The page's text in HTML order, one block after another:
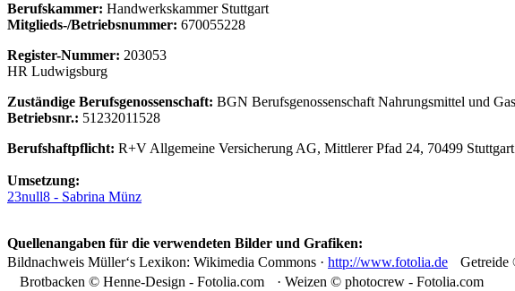
Berufskammer: Handwerkskammer Stuttgart
Mitglieds-/Betriebsnummer: 670055228
Register-Nummer: 203053
HR Ludwigsburg
Zuständige Berufsgenossenschaft: BGN Berufsgenossenschaft Nahrungsmittel und
Betriebsnr.: 51232011528
Berufshaftpflicht: R+V Allgemeine Versicherung AG, Mittlerer Pfad 24, 70499 Stuttgart
Umsetzung:
23null8 - Sabrina Münz
Quellenangaben für die verwendeten Bilder und Grafiken:
Bildnachweis Müller‘s Lexikon: Wikimedia Commons · http://www.fotolia.de Getreide
Brotbacken © Henne-Design - Fotolia.com · Weizen © photocrew - Fotolia.com